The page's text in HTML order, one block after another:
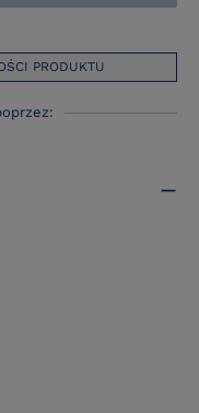
PRODUKTU